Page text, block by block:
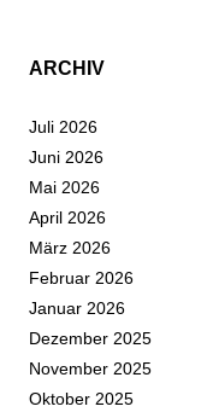
ARCHIV
Juli 2026
Juni 2026
Mai 2026
April 2026
März 2026
Februar 2026
Januar 2026
Dezember 2025
November 2025
Oktober 2025